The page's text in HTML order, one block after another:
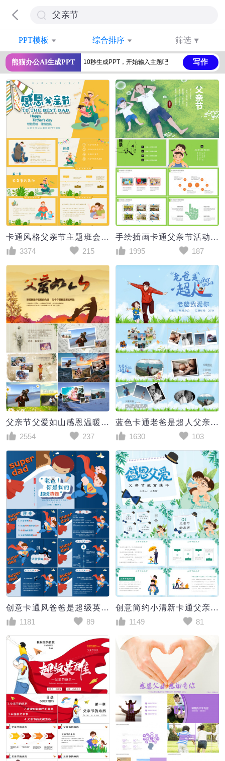
PPT模板 综合排序 筛选
熊猫办公AI生成PPT 写作
卡通风格父亲节主题班会PPT模板
3374
215
手绘插画卡通父亲节活动策划PPT模板
1995
187
父亲节父爱如山感恩温暖PPT模板
2554
237
蓝色卡通老爸是超人父亲节相册PPT模板
1630
103
创意卡通风爸爸是超级英雄父亲节PPT模板
1181
89
创意简约小清新卡通父亲节教育主题课件通用PPT模板
1149
81